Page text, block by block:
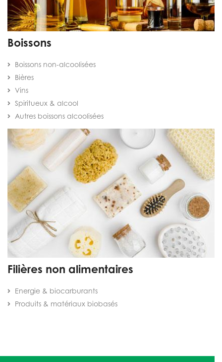
Boissons
Boissons non-alcoolisées
Bières
Vins
Spiritueux & alcool
Autres boissons alcoolisées
Filières non alimentaires
Energie & biocarburants
Produits & matériaux biobasés